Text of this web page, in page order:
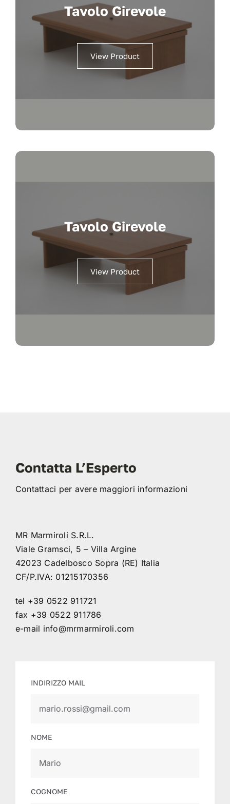
Tavolo Girevole
View Product
Tavolo Girevole
View Product
Contatta L’Esperto
Contattaci per avere maggiori informazioni
MR Marmiroli S.R.L.
Viale Gramsci, 5 – Villa Argine
42023 Cadelbosco Sopra (RE) Italia
CF/P.IVA: 01215170356
tel +39 0522 911721
fax +39 0522 911786
e-mail info@mrmarmiroli.com
INDIRIZZO MAIL
NOME
COGNOME